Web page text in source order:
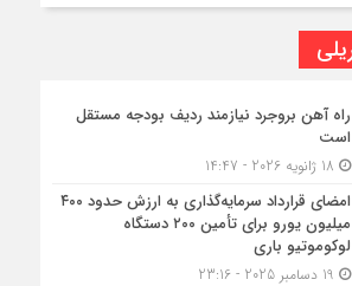
راه آهن بروجرد نیازمند ردیف بودجه مستقل
است
امضای قرارداد سرمایه‌گذاری به ارزش حدود ۴۰۰
میلیون یورو برای تأمین ۲۰۰ دستگاه
لوکوموتیو باری